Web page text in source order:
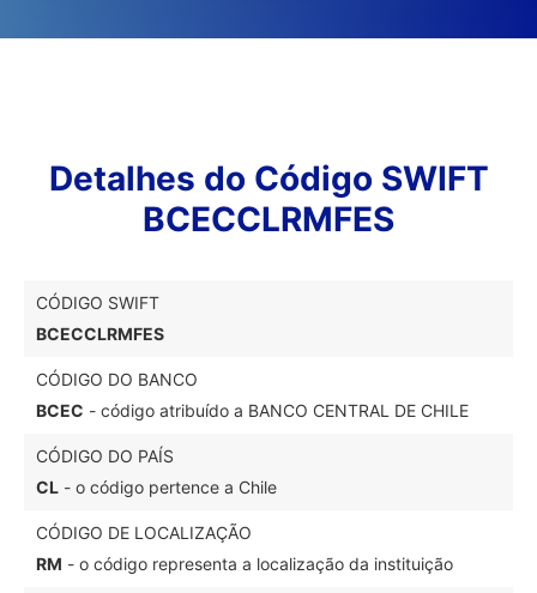
Detalhes do Código SWIFT
BCECCLRMFES
CÓDIGO SWIFT
BCECCLRMFES
CÓDIGO DO BANCO
BCEC - código atribuído a BANCO CENTRAL DE CHILE
CÓDIGO DO PAÍS
CL - o código pertence a Chile
CÓDIGO DE LOCALIZAÇÃO
RM - o código representa a localização da instituição